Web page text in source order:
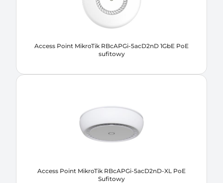
Access Point MikroTik RBcAPGi-5acD2nD 1GbE PoE
sufitowy
Access Point MikroTik RBcAPGi-5acD2nD-XL PoE
Sufitowy